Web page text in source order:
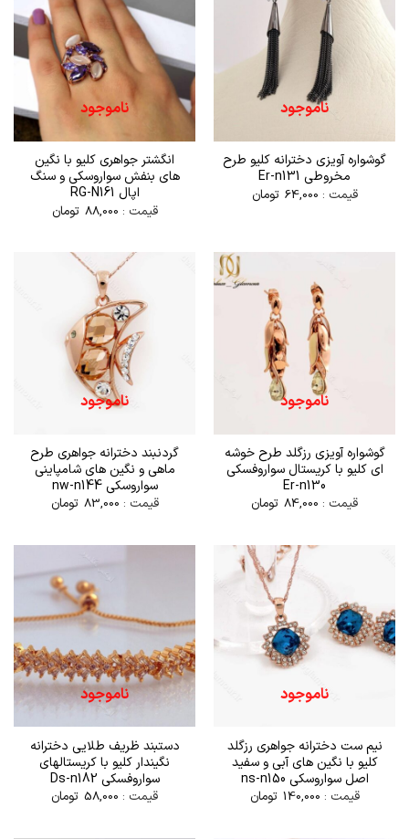
ناموجود
گوشواره آویزی دخترانه کلیو طرح
مخروطی Er-n131
قیمت : 64,000 تومان
ناموجود
انگشتر جواهری کلیو با نگین
های بنفش سواروسکی و سنگ
اپال RG-N161
قیمت : 88,000 تومان
ناموجود
گوشواره آویزی رزگلد طرح خوشه
ای کلیو با کریستال سواروفسکی
Er-n130
قیمت : 84,000 تومان
ناموجود
گردنبند دخترانه جواهری طرح
ماهی و نگین های شامپاینی
سواروسکی nw-n144
قیمت : 83,000 تومان
ناموجود
نیم ست دخترانه جواهری رزگلد
کلیو با نگین های آبی و سفید
اصل سواروسکی ns-n150
قیمت : 140,000 تومان
ناموجود
دستبند ظریف طلایی دخترانه
نگیندار کلیو با کریستالهای
سواروفسکی Ds-n182
قیمت : 58,000 تومان